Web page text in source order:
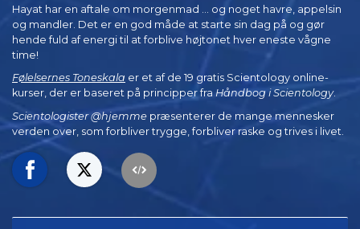
Hayat har en aftale om morgenmad … og noget havre, appelsin
og mandler. Det er en god måde at starte sin dag på og gør
hende fuld af energi til at forblive højtonet hver eneste vågne
time!
Følelsernes Toneskala er et af de 19 gratis Scientology online-
kurser, der er baseret på principper fra Håndbog i Scientology.
Scientologister @hjemme præsenterer de mange mennesker
verden over, som forbliver trygge, forbliver raske og trives i livet.